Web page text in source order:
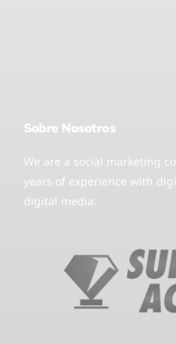
Sobre Nosotros
We are a social marketing
years of experience with
digital media.